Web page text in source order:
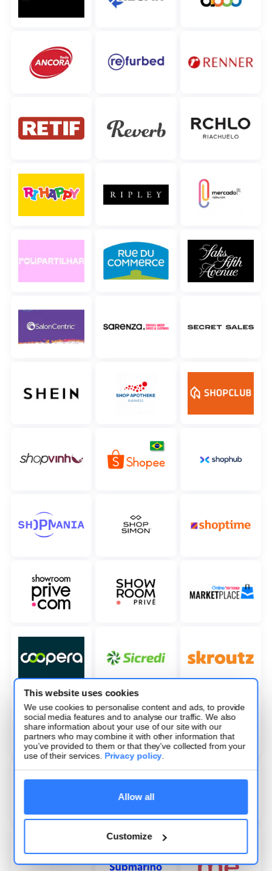
This website uses cookies
We use cookies to personalise content and ads, to provide
social media features and to analyse our traffic. We also
share information about your use of our site with our
partners who may combine it with other information that
you’ve provided to them or that they’ve collected from your
use of their services. Privacy policy.
Allow all
Customize